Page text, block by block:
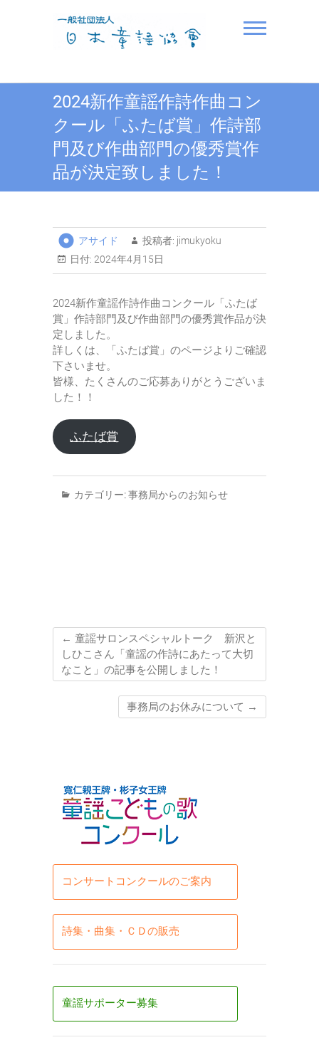
一般社団法人日本童謡協
会
2024新作童謡作詩作曲コン
クール「ふたば賞」作詩部
門及び作曲部門の優秀賞作
品が決定致しました！
アサイド 投稿者: jimukyoku
日付: 2024年4月15日
2024新作童謡作詩作曲コンクール「ふたば
賞」作詩部門及び作曲部門の優秀賞作品が決
定しました。
詳しくは、「ふたば賞」のページよりご確認
下さいませ。
皆様、たくさんのご応募ありがとうございま
した！！
ふたば賞
カテゴリー:事務局からのお知らせ
← 童謡サロンスペシャルトーク 新沢と
しひこさん「童謡の作詩にあたって大切
なこと」の記事を公開しました！
事務局のお休みについて →
コンサートコンクールのご案内
詩集・曲集・ＣＤの販売
童謡サポーター募集